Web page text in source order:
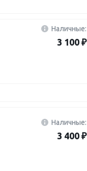
Наличные:
3 100 ₽
Наличные:
3 400 ₽